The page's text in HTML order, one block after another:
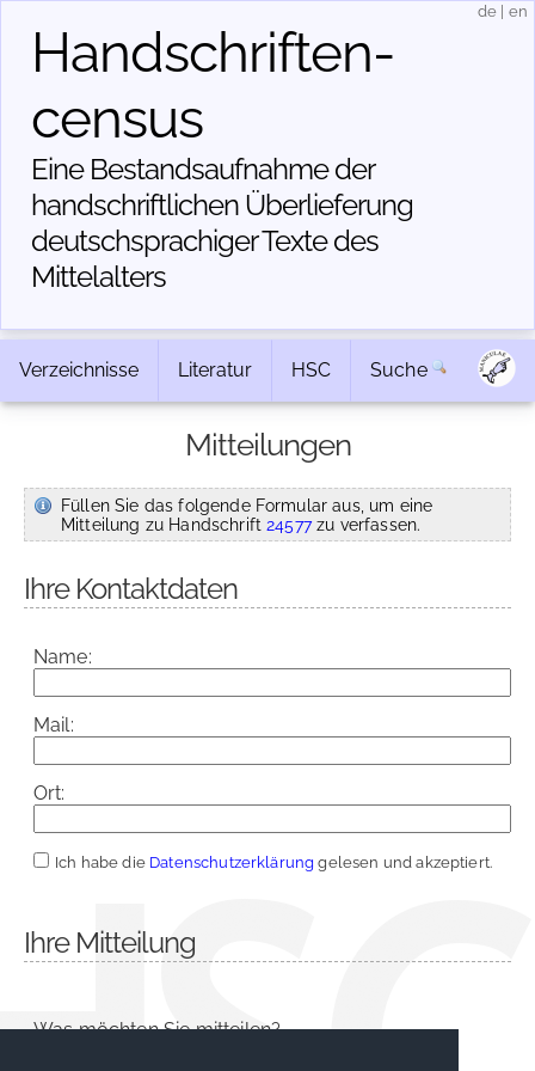
Handschriften­
census
Eine Bestandsaufnahme der
handschriftlichen Über­lieferung
deutschsprachiger Texte des
Mittelalters
de en
Verzeichnisse Literatur HSC Suche
Mitteilungen
Füllen Sie das folgende Formular aus, um eine
Mitteilung zu Handschrift24577zu verfassen.
Ihre Kontaktdaten
Name:
Mail:
Ort:
Ich habe die Datenschutzerklärung gelesen und akzeptiert.
Ihre Mitteilung
Was möchten Sie mitteilen?